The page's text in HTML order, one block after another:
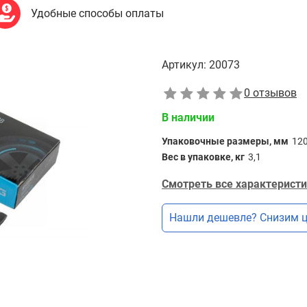
Удобные способы оплаты
Артикул: 20073
0 отзывов
В наличии
Упаковочные размеры, мм
Вес в упаковке, кг 3,1
Смотреть все
Нашли дешевле? Снизим